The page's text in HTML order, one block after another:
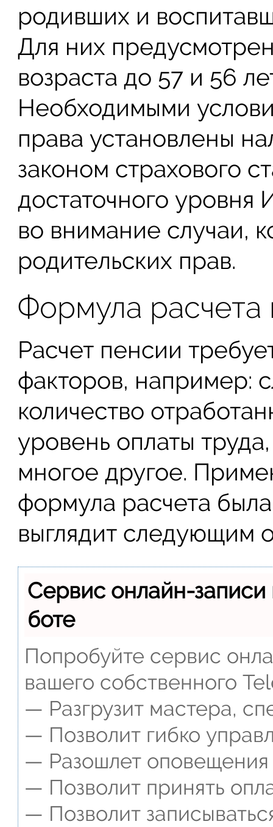
родивших и
Для них
возраста до 57 и 56
Необходимыми
права установлены
законом страхового
достаточного
во внимание случаи,
родительских прав.
Формула расчета
Расчет пенсии
факторов, например:
количество
уровень оплаты
многое другое.
формула расчета
выглядит следующим
Сервис онлайн-
боте
Попробуйте сервис
вашего собственного
— Разгрузит мастера,
— Позволит гибко
— Разошлет оповещения
— Позволит принять
— Позволит